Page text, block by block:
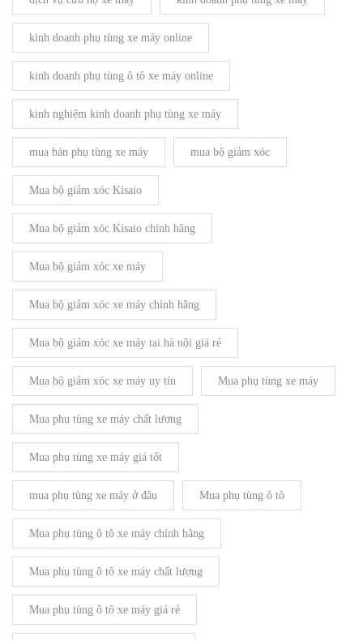
kinh doanh phụ tùng xe máy online
kinh doanh phụ tùng ô tô xe máy online
kinh nghiệm kinh doanh phụ tùng xe máy
mua bán phụ tùng xe máy mua bộ giảm xóc
Mua bộ giảm xóc Kisaio
Mua bộ giảm xóc Kisaio chính hãng
Mua bộ giảm xóc xe máy
Mua bộ giảm xóc xe máy chính hãng
Mua bộ giảm xóc xe máy tại hà nội giá rẻ
Mua bộ giảm xóc xe máy uy tín Mua phụ tùng xe máy
Mua phụ tùng xe máy chất lượng
Mua phụ tùng xe máy giá tốt
mua phụ tùng xe máy ở đâu Mua phụ tùng ô tô
Mua phụ tùng ô tô xe máy chính hãng
Mua phụ tùng ô tô xe máy chất lượng
Mua phụ tùng ô tô xe máy giá rẻ